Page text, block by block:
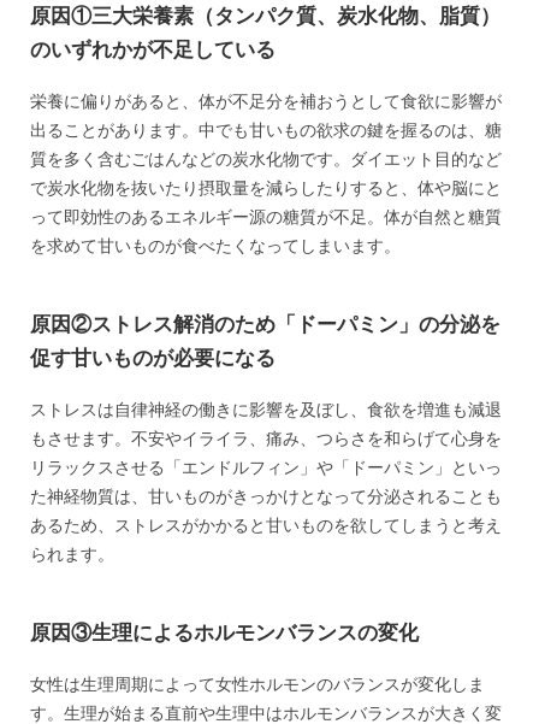
原因①三大栄養素（タンパク質、炭水化物、脂質）
のいずれかが不足している
栄養に偏りがあると、体が不足分を補おうとして食欲に影響が
出ることがあります。中でも甘いもの欲求の鍵を握るのは、糖
質を多く含むごはんなどの炭水化物です。ダイエット目的など
で炭水化物を抜いたり摂取量を減らしたりすると、体や脳にと
って即効性のあるエネルギー源の糖質が不足。体が自然と糖質
を求めて甘いものが食べたくなってしまいます。
原因②ストレス解消のため「ドーパミン」の分泌を
促す甘いものが必要になる
ストレスは自律神経の働きに影響を及ぼし、食欲を増進も減退
もさせます。不安やイライラ、痛み、つらさを和らげて心身を
リラックスさせる「エンドルフィン」や「ドーパミン」といっ
た神経物質は、甘いものがきっかけとなって分泌されることも
あるため、ストレスがかかると甘いものを欲してしまうと考え
られます。
原因③生理によるホルモンバランスの変化
女性は生理周期によって女性ホルモンのバランスが変化しま
す。生理が始まる直前や生理中はホルモンバランスが大きく変